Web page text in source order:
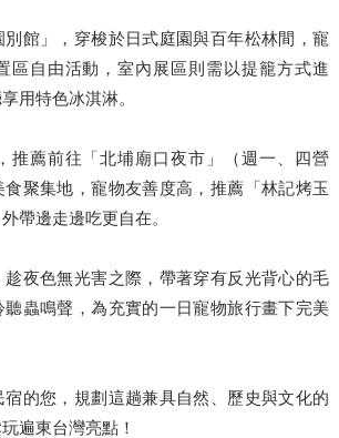
館」，穿梭於日式庭園與百年松林間，寵
區自由活動，室內展區則需以提籠方式進
用特色冰淇淋。
推薦前往「北埔廟口夜市」（週一、四營
聚集地，寵物友善度高，推薦「林記烤玉
帶邊走邊吃更自在。
夜色無光害之際，帶著穿有反光背心的毛
蟲鳴聲，為充實的一日寵物旅行畫下完美
的您，規劃這趟兼具自然、歷史與文化的
遍東台灣亮點！